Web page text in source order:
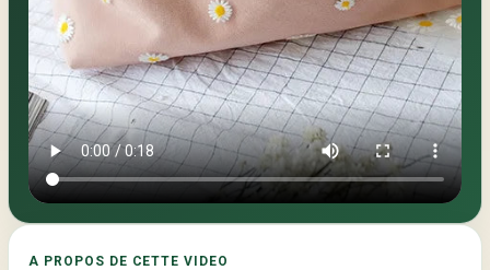
Fourre-
Tout
en
Toile
avec
Broderie
A PROPOS DE CETTE VIDEO